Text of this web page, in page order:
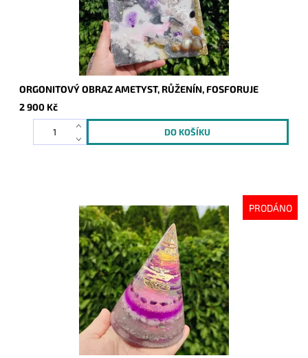
ORGONITOVÝ OBRAZ AMETYST, RŮŽENÍN, FOSFORUJE
2 900 Kč
PRODÁNO